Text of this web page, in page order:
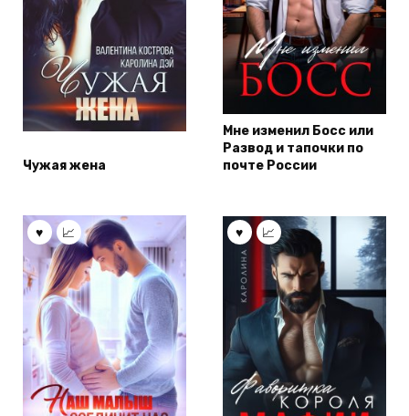
Чужая жена
Мне изменил Босс или
Развод и тапочки по
почте России